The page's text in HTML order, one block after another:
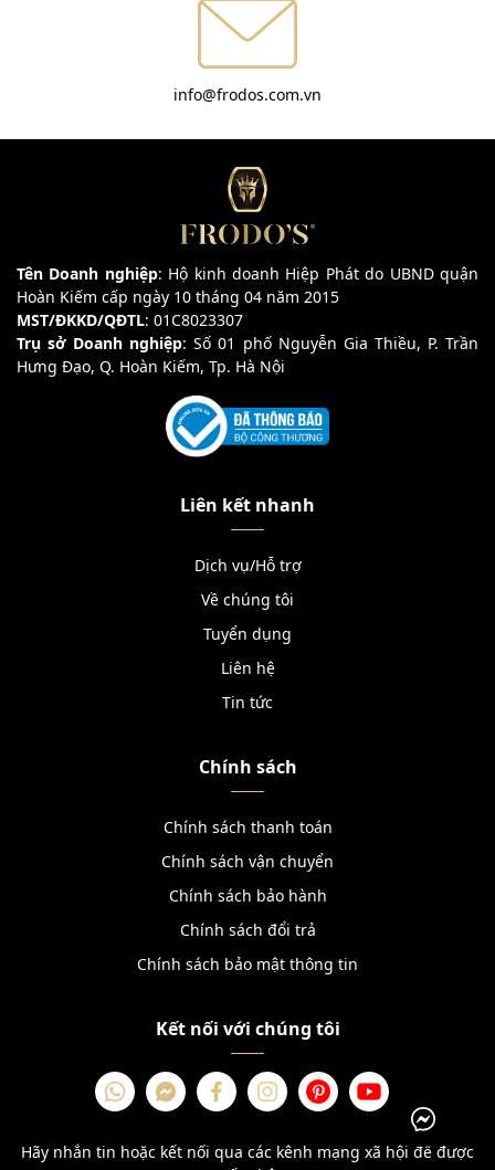
info@frodos.com.vn
Tên Doanh nghiệp: Hộ kinh doanh Hiệp Phát do UBND quận
Hoàn Kiếm cấp ngày 10 tháng 04 năm 2015
MST/ĐKKD/QĐTL: 01C8023307
Trụ sở Doanh nghiệp: Số 01 phố Nguyễn Gia Thiều, P. Trần
Hưng Đạo, Q. Hoàn Kiếm, Tp. Hà Nội
Liên kết nhanh
Dịch vụ/Hỗ trợ
Về chúng tôi
Tuyển dụng
Liên hệ
Tin tức
Chính sách
Chính sách thanh toán
Chính sách vận chuyển
Chính sách bảo hành
Chính sách đổi trả
Chính sách bảo mật thông tin
Kết nối với chúng tôi
Hãy nhắn tin hoặc kết nối qua các kênh mạng xã hội để được